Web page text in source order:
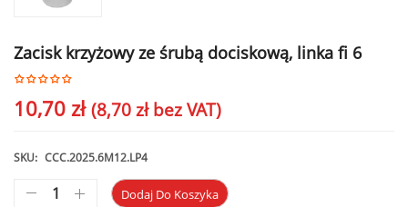
Zacisk krzyżowy ze śrubą dociskową, linka fi 6
10,70 zł (8,70 złbez VAT)
SKU: CCC.2025.6M12.LP4
Dodaj Do Koszyka